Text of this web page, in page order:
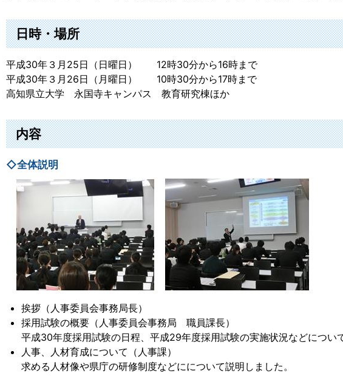
日時・場所
平成30年３月25日（日曜日） 12時30分から16時まで
平成30年３月26日（月曜日） 10時30分から17時まで
高知県立大学 永国寺キャンパス 教育研究棟ほか
内容
◇全体説明
挨拶（人事委員会事務局長）
採用試験の概要（人事委員会事務局 職員課長）
平成30年度採用試験の日程、平成29年度採用試験の実施状況などについ
人事、人材育成について（人事課）
求める人材像や県庁の研修制度などにについて説明しました。